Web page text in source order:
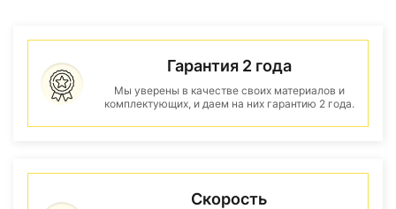
Гарантия 2 года
Мы уверены в качестве своих материалов и
комплектующих, и даем на них гарантию 2 года.
Скорость